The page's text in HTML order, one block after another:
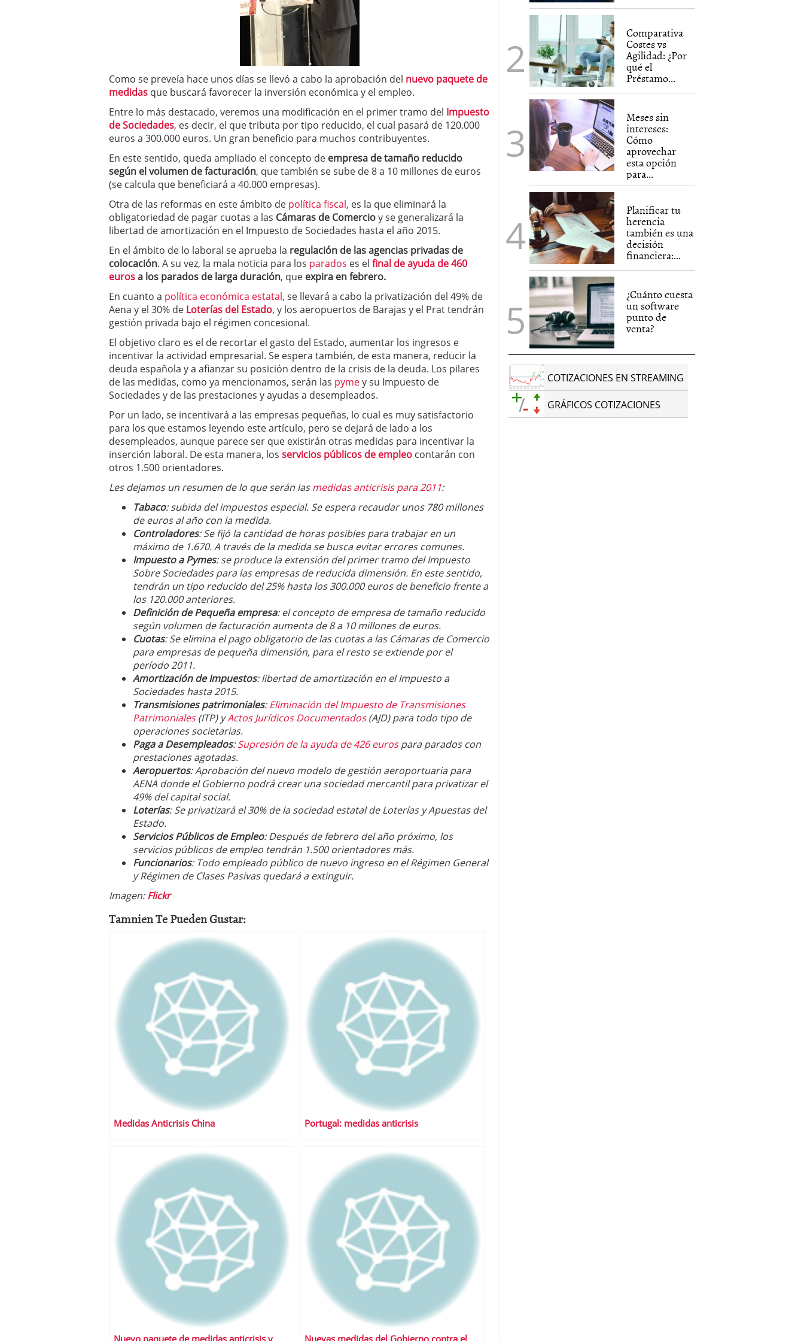
21 de noviembre de 2025
¿Cuánto cuesta un software punto de venta?
3 de octubre de 2025
Como se preveía hace unos días se llevó a cabo la aprobación del nuevo paquete de
medidas que buscará favorecer la inversión económica y el empleo.
Entre lo más destacado, veremos una modificación en el primer tramo del Impuesto
de Sociedades, es decir, el que tributa por tipo reducido, el cual pasará de 120.000
euros a 300.000 euros. Un gran beneficio para muchos contribuyentes.
En este sentido, queda ampliado el concepto de empresa de tamaño reducido
según el volumen de facturación, que también se sube de 8 a 10 millones de euros
(se calcula que beneficiará a 40.000 empresas).
Otra de las reformas en este ámbito de política fiscal, es la que eliminará la
obligatoriedad de pagar cuotas a las Cámaras de Comercioy se generalizará la
libertad de amortización en el Impuesto de Sociedades hasta el año 2015.
En el ámbito de lo laboral se aprueba la regulación de las agencias privadas de
colocación. A su vez, la mala noticia para los parados es el final de ayuda de 460
eurosa los parados de larga duración, que expira en febrero.
En cuanto a política económica estatal, se llevará a cabo la privatización del 49% de
Aena y el 30% de Loterías del Estado, y los aeropuertos de Barajas y el Prat tendrán
gestión privada bajo el régimen concesional.
El objetivo claro es el de recortar el gasto del Estado, aumentar los ingresos e
incentivar la actividad empresarial. Se espera también, de esta manera, reducir la
deuda española y a afianzar su posición dentro de la crisis de la deuda. Los pilares
de las medidas, como ya mencionamos, serán las pymey su Impuesto de
Sociedades y de las prestaciones y ayudas a desempleados.
Por un lado, se incentivará a las empresas pequeñas, lo cual es muy satisfactorio
para los que estamos leyendo este artículo, pero se dejará de lado a los
desempleados, aunque parece ser que existirán otras medidas para incentivar la
inserción laboral. De esta manera, los servicios públicos de empleo contarán con
otros 1.500 orientadores.
Les dejamos un resumen de lo que serán lasmedidas anticrisis para 2011:
Tabaco: subida del impuestos especial. Se espera recaudar unos 780 millones
de euros al año con la medida.
Controladores: Se fijó la cantidad de horas posibles para trabajar en un
máximo de 1.670. A través de la medida se busca evitar errores comunes.
Impuesto a Pymes: se produce la extensión del primer tramo del Impuesto
Sobre Sociedades para las empresas de reducida dimensión. En este sentido,
tendrán un tipo reducido del 25% hasta los 300.000 euros de beneficio frente a
los 120.000 anteriores.
Definición de Pequeña empresa: el concepto de empresa de tamaño reducido
según volumen de facturación aumenta de 8 a 10 millones de euros.
Cuotas: Se elimina el pago obligatorio de las cuotas a las Cámaras de Comercio
para empresas de pequeña dimensión, para el resto se extiende por el
período 2011.
Amortización de Impuestos: libertad de amortización en el Impuesto a
Sociedades hasta 2015.
Transmisiones patrimoniales:Eliminación del Impuesto de Transmisiones
Patrimoniales(ITP) yActos Jurídicos Documentados(AJD) para todo tipo de
operaciones societarias.
Paga a Desempleados:Supresión de la ayuda de 426 eurospara parados con
prestaciones agotadas.
Aeropuertos: Aprobación del nuevo modelo de gestión aeroportuaria para
AENA donde el Gobierno podrá crear una sociedad mercantil para privatizar el
49% del capital social.
Loterías: Se privatizará el 30% de la sociedad estatal de Loterías y Apuestas del
Estado.
Servicios Públicos de Empleo: Después de febrero del año próximo, los
servicios públicos de empleo tendrán 1.500 orientadores más.
Funcionarios: Todo empleado público de nuevo ingreso en el Régimen General
y Régimen de Clases Pasivas quedará a extinguir.
Imagen:Flickr
Tamnien Te Pueden Gustar:
Medidas Anticrisis China Portugal: medidas anticrisis
Comparativa
Costes vs
Agilidad: ¿Por
qué el
Préstamo...
Meses sin
intereses:
Cómo
aprovechar
esta opción
para...
Planificar tu
herencia
también es una
decisión
financiera:...
¿Cuánto cuesta
un software
punto de
venta?
COTIZACIONES EN STREAMING
GRÁFICOS COTIZACIONES